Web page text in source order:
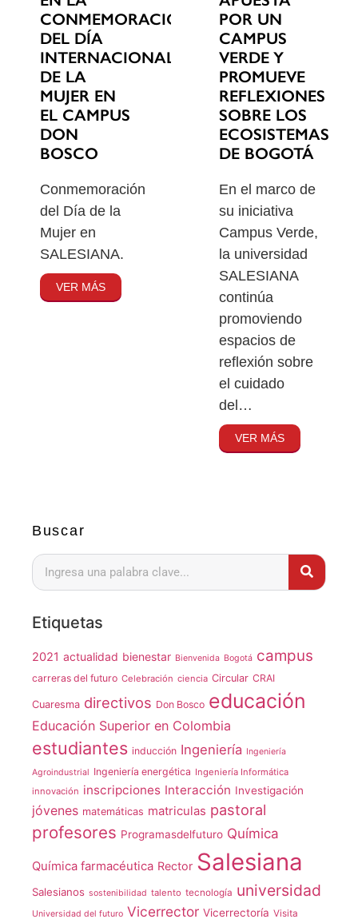
Buscar
Etiquetas
2021 actualidad bienestar Bienvenida Bogotá campus
carreras del futuro Celebración ciencia Circular CRAI
Cuaresma directivos Don Bosco educación
Educación Superior en Colombia
estudiantes inducción Ingeniería Ingeniería
Agroindustrial Ingeniería energética Ingeniería Informática
innovación inscripciones Interacción Investigación
jóvenes matemáticas matriculas pastoral
profesores Programasdelfuturo Química
Química farmacéutica Rector Salesiana
Salesianos sostenibilidad talento tecnología universidad
Universidad del futuro Vicerrector Vicerrectoría Visita
CONMEMORACIÓN
DEL DÍA
INTERNACIONAL
DE LA
MUJER EN
EL CAMPUS
DON
BOSCO
Conmemoración
del Día de la
Mujer en
SALESIANA.
VER MÁS
POR UN
CAMPUS
VERDE Y
PROMUEVE
REFLEXIONES
SOBRE LOS
ECOSISTEMAS
DE BOGOTÁ
En el marco de
su iniciativa
Campus Verde,
la universidad
SALESIANA
continúa
promoviendo
espacios de
reflexión sobre
el cuidado
del…
VER MÁS